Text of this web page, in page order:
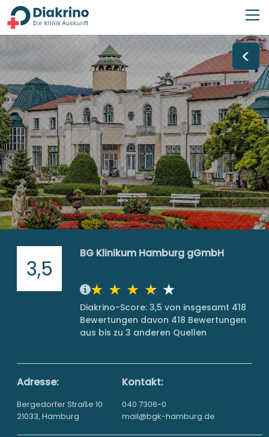
<
3,5
BG Klinikum Hamburg gGmbH
Diakrino-Score: 3,5 von insgesamt 418
Bewertungen davon 418 Bewertungen
aus bis zu 3 anderen Quellen
Adresse:
Bergedorfer Straße 10
21033, Hamburg
Kontakt:
040 7306-0
mail@bgk-hamburg.de